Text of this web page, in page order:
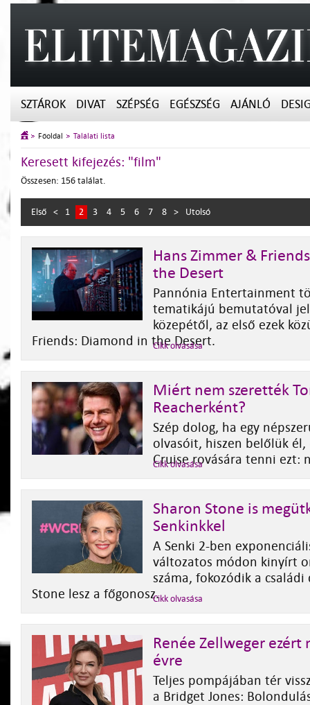
SZTÁROK DIVAT SZÉPSÉG EGÉSZSÉG AJÁNLÓ
Főoldal Találati lista
Keresett kifejezés: "film"
Összesen: 156 találat.
Első < 1 2 3 4 5 6 7 8 > Utolsó
Hans Zimmer &
the Desert
Pannónia Entertainment
tematikájú bemutatóval
közepétől, az első ezek
Friends: Diamond in the Desert.
Cikk olvasása
Miért nem szerették
Reacherként?
Szép dolog, ha egy
olvasóit, hiszen belőlük él,
Cruise rovására tenni ezt:
Cikk olvasása
Sharon Stone is
Senkinkkel
A Senki 2-ben
változatos módon kinyírt
száma, fokozódik a családi
Stone lesz a főgonosz.Cikk olvasása
Renée Zellweger ezért
évre
Teljes pompájában tér
a Bridget Jones: